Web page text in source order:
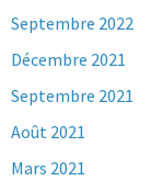
Septembre 2022
Décembre 2021
Septembre 2021
Août 2021
Mars 2021